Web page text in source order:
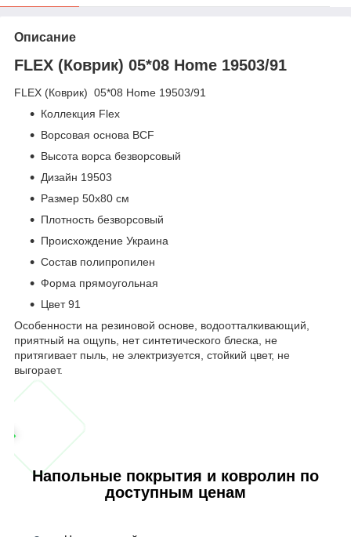
Описание
FLEX (Коврик) 05*08 Home 19503/91
FLEX (Коврик) 05*08 Home 19503/91
Коллекция Flex
Ворсовая основа BCF
Высота ворса безворсовый
Дизайн 19503
Размер 50х80 см
Плотность безворсовый
Происхождение Украина
Состав полипропилен
Форма прямоугольная
Цвет 91
Особенности на резиновой основе, водоотталкивающий,
приятный на ощупь, нет синтетического блеска, не
притягивает пыль, не электризуется, стойкий цвет, не
выгорает.
Напольные покрытия и ковролин по
доступным ценам